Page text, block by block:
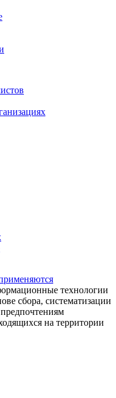
технологии
сбора, систематизации
на территории